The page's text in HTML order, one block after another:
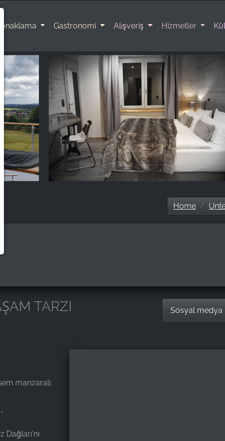
Konaklama Gastronomi Alışveriş Hizmetler
Home
TARZI
Sosyal medya
manzaralı